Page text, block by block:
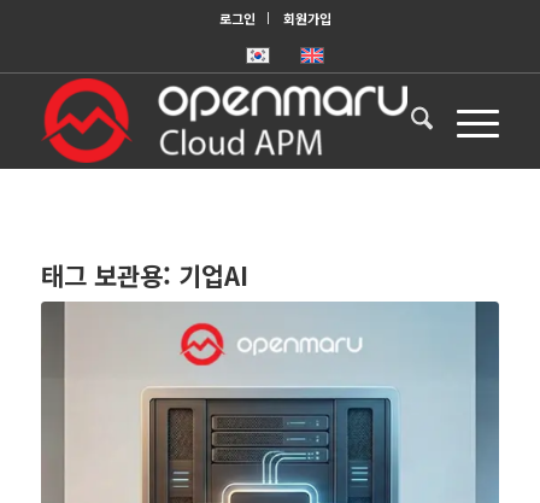
로그인 회원가입
태그 보관용: 기업AI